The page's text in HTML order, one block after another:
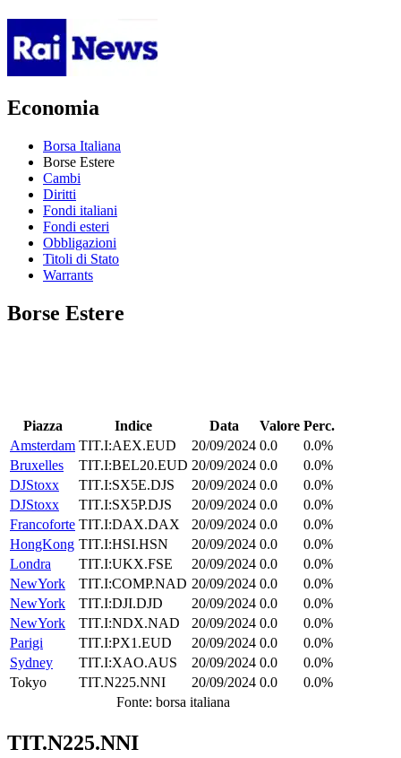
Economia
Borsa Italiana
Borse Estere
Cambi
Diritti
Fondi italiani
Fondi esteri
Obbligazioni
Titoli di Stato
Warrants
Borse Estere
Piazza Indice Data Valore Perc.
Amsterdam TIT.I:AEX.EUD 20/09/2024 0.0
0.0%
Bruxelles
TIT.I:BEL20.EUD 20/09/2024 0.0
0.0%
DJStoxx
TIT.I:SX5E.DJS 20/09/2024 0.0
0.0%
DJStoxx
TIT.I:SX5P.DJS 20/09/2024 0.0
0.0%
Francoforte TIT.I:DAX.DAX 20/09/2024 0.0
0.0%
HongKong TIT.I:HSI.HSN 20/09/2024 0.0
0.0%
Londra
TIT.I:UKX.FSE 20/09/2024 0.0
0.0%
NewYork
TIT.I:COMP.NAD 20/09/2024 0.0
0.0%
NewYork
TIT.I:DJI.DJD 20/09/2024 0.0
0.0%
NewYork
TIT.I:NDX.NAD 20/09/2024 0.0
0.0%
Parigi
TIT.I:PX1.EUD 20/09/2024 0.0
0.0%
Sydney
TIT.I:XAO.AUS 20/09/2024 0.0
0.0%
Tokyo
TIT.N225.NNI 20/09/2024 0.0
0.0%
Fonte: borsa italiana
TIT.N225.NNI